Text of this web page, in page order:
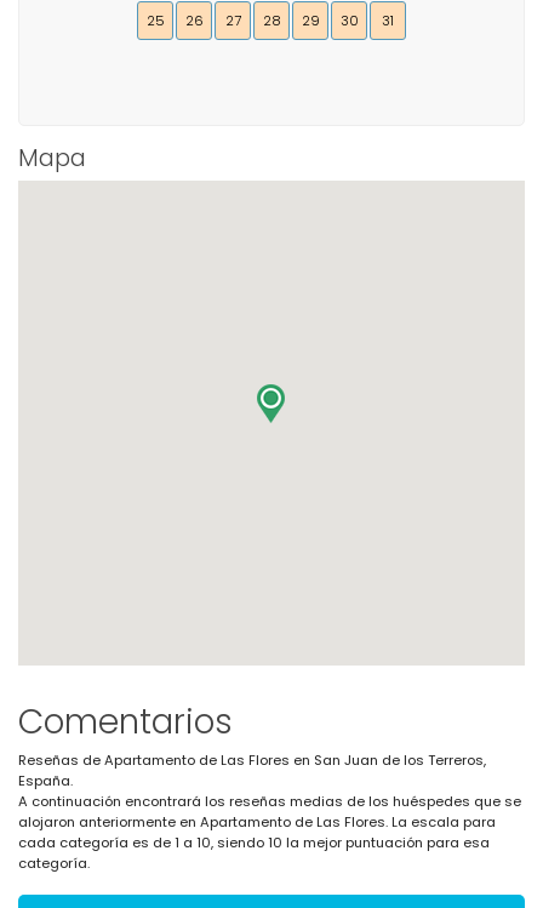
25 26 27 28 29 30 31
Mapa
Comentarios
Reseñas de Apartamento de Las Flores en San Juan de los Terreros,
España.
A continuación encontrará los reseñas medias de los huéspedes que se
alojaron anteriormente en Apartamento de Las Flores. La escala para
cada categoría es de 1 a 10, siendo 10 la mejor puntuación para esa
categoría.